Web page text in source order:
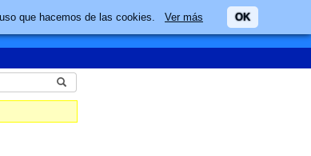
que hacemos de las cookies. Ver más OK